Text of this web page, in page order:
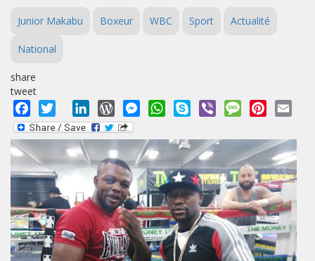
Junior Makabu Boxeur WBC Sport Actualité
National
share
tweet
Facebook
Twitter LinkedInWordPressMessengerWhatsApp
Skype Viber MessagePinterest